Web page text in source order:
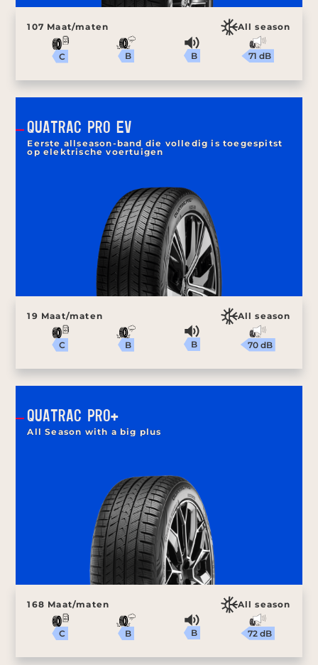
107 Maat/maten All season
C B B 71 dB
QUATRAC PRO EV
Eerste allseason-band die volledig is toegespitst
op elektrische voertuigen
19 Maat/maten All season
C B B 70 dB
QUATRAC PRO+
All Season with a big plus
168 Maat/maten All season
C B B 72 dB